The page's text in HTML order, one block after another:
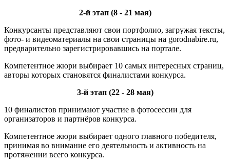
2-й этап (8 - 21 мая)
Конкурсанты представляют свои портфолио, загружая тексты,
фото- и видеоматериалы на свои страницы на gorodnabire.ru,
предварительно зарегистрировавшись на портале.
Компетентное жюри выбирает 10 самых интересных страниц,
авторы которых становятся финалистами конкурса.
3-й этап (22 - 28 мая)
10 финалистов принимают участие в фотосессии для
организаторов и партнёров конкурса.
Компетентное жюри выбирает одного главного победителя,
принимая во внимание его деятельность и активность на
протяжении всего конкурса.